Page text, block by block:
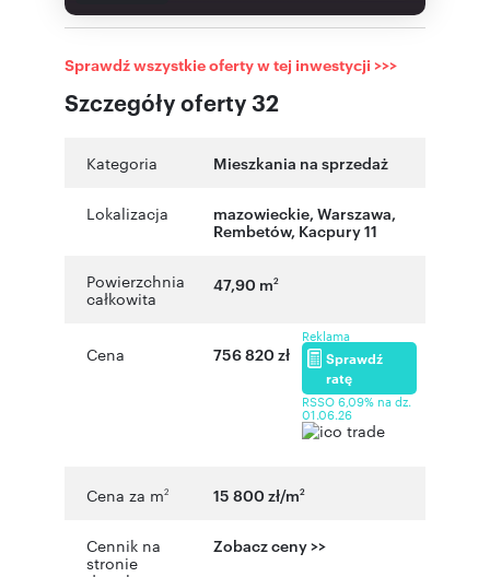
Szczegóły oferty 32
Sprawdź wszystkie oferty w tej inwestycji >>>
Kategoria Mieszkania na sprzedaż
Lokalizacja mazowieckie, Warszawa,
Rembetów, Kacpury 11
Powierzchnia
całkowita
47,90 m2
Cena 756 820 zł
Reklama
Sprawdź
ratę
RSSO 6,09% na dz.
01.06.26
Cena za m2 15 800 zł/m2
Cennik na
stronie
Zobacz ceny >>